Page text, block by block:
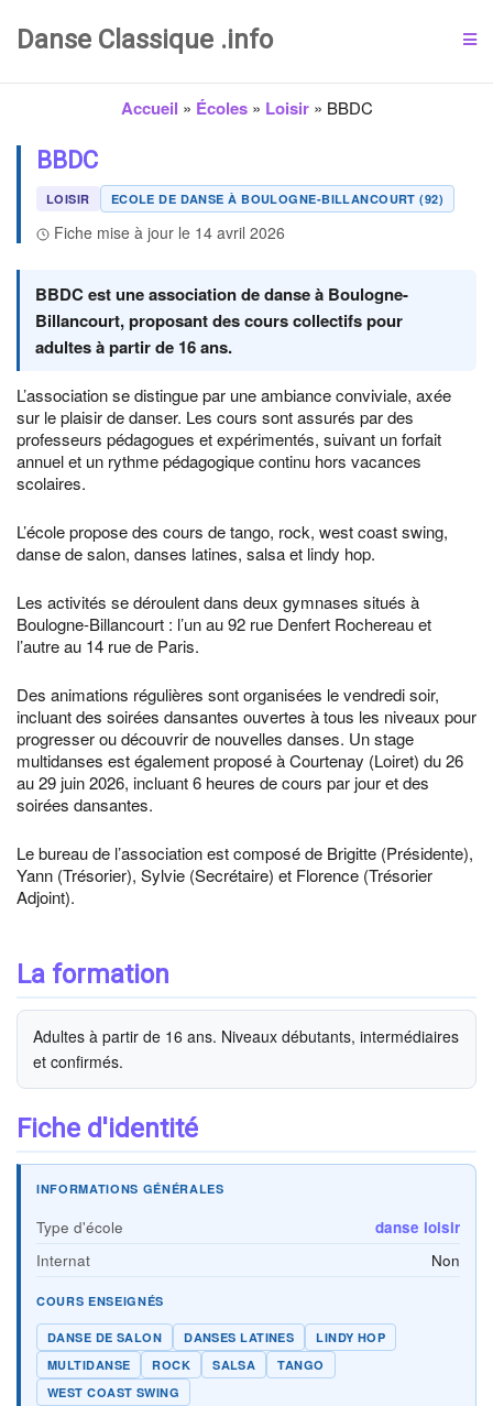
Danse Classique .info
Accueil » Écoles» Loisir» BBDC
BBDC
LOISIR ECOLE DE DANSE À BOULOGNE-BILLANCOURT (92)
Fiche mise à jour le 14 avril 2026
BBDC est une association de danse à Boulogne-
Billancourt, proposant des cours collectifs pour
adultes à partir de 16 ans.
L’association se distingue par une ambiance conviviale, axée
sur le plaisir de danser. Les cours sont assurés par des
professeurs pédagogues et expérimentés, suivant un forfait
annuel et un rythme pédagogique continu hors vacances
scolaires.
L’école propose des cours de tango, rock, west coast swing,
danse de salon, danses latines, salsa et lindy hop.
Les activités se déroulent dans deux gymnases situés à
Boulogne-Billancourt : l’un au 92 rue Denfert Rochereau et
l’autre au 14 rue de Paris.
Des animations régulières sont organisées le vendredi soir,
incluant des soirées dansantes ouvertes à tous les niveaux pour
progresser ou découvrir de nouvelles danses. Un stage
multidanses est également proposé à Courtenay (Loiret) du 26
au 29 juin 2026, incluant 6 heures de cours par jour et des
soirées dansantes.
Le bureau de l’association est composé de Brigitte (Présidente),
Yann (Trésorier), Sylvie (Secrétaire) et Florence (Trésorier
Adjoint).
La formation
Adultes à partir de 16 ans. Niveaux débutants, intermédiaires
et confirmés.
Fiche d'identité
INFORMATIONS GÉNÉRALES
Type d'école
danse loisir
Internat
Non
COURS ENSEIGNÉS
DANSE DE SALON DANSES LATINES
LINDY HOP
MULTIDANSE
ROCK SALSA
TANGO
WEST COAST SWING